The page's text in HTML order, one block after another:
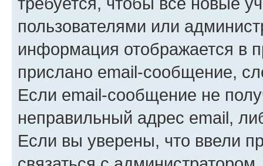
пользователями или
информация отображается в
прислано email-сообщение,
Если email-сообщение не
неправильный адрес email,
Если вы уверены, что ввели